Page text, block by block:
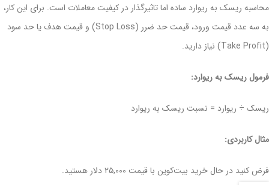
محاسبه ریسک به ریوارد ساده اما تاثیرگذار در کیفیت معاملات است. برای این کار،
به سه عدد قیمت ورود، قیمت حد ضرر (Stop Loss) و قیمت هدف یا حد سود
(Take Profit) نیاز دارید.
فرمول ریسک به ریوارد:
ریسک ÷ ریوارد = نسبت ریسک به ریوارد
مثال کاربردی:
فرض کنید در حال خرید بیت‌کوین با قیمت ۲۵,۰۰۰ دلار هستید.